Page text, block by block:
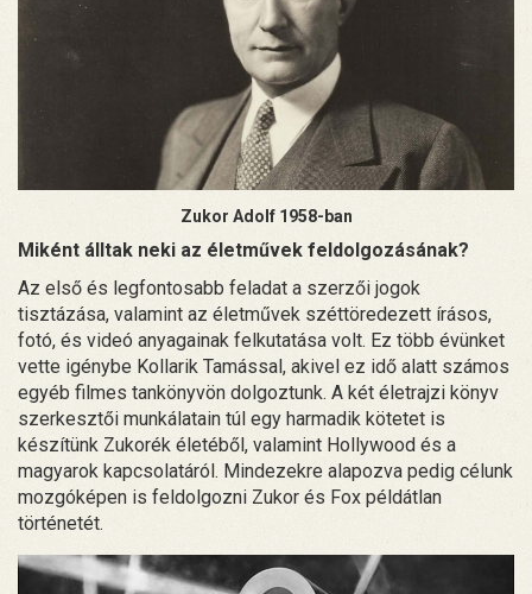
Zukor Adolf 1958-ban
Miként álltak neki az életművek feldolgozásának?
Az első és legfontosabb feladat a szerzői jogok
tisztázása, valamint az életművek széttöredezett írásos,
fotó, és videó anyagainak felkutatása volt. Ez több évünket
vette igénybe Kollarik Tamással, akivel ez idő alatt számos
egyéb filmes tankönyvön dolgoztunk. A két életrajzi könyv
szerkesztői munkálatain túl egy harmadik kötetet is
készítünk Zukorék életéből, valamint Hollywood és a
magyarok kapcsolatáról. Mindezekre alapozva pedig célunk
mozgóképen is feldolgozni Zukor és Fox példátlan
történetét.